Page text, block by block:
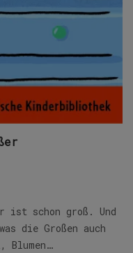
schon groß. Und
die Großen auch
Blumen…